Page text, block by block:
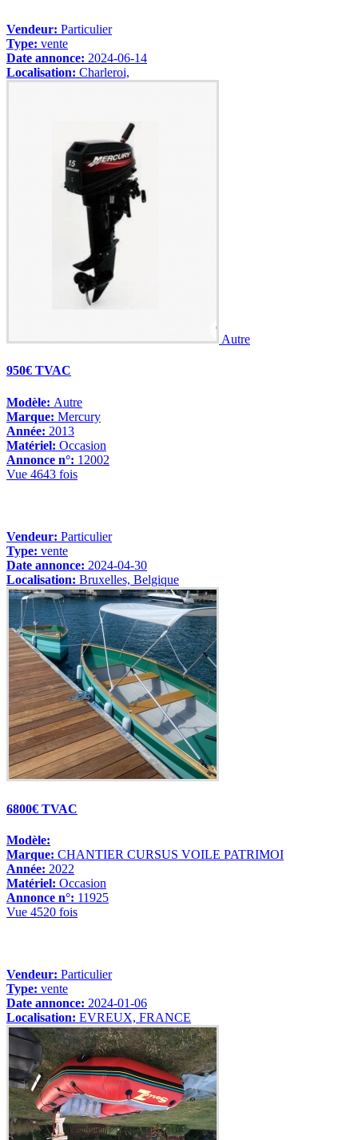
Vendeur: Particulier
Type: vente
Date annonce: 2024-06-14
Localisation: Charleroi,
Autre
950€ TVAC
Modèle: Autre
Marque: Mercury
Année: 2013
Matériel: Occasion
Annonce n°: 12002
Vue 4643 fois
Vendeur: Particulier
Type: vente
Date annonce: 2024-04-30
Localisation: Bruxelles, Belgique
6800€ TVAC
Modèle:
Marque: CHANTIER CURSUS VOILE PATRIMOI
Année: 2022
Matériel: Occasion
Annonce n°: 11925
Vue 4520 fois
Vendeur: Particulier
Type: vente
Date annonce: 2024-01-06
Localisation: EVREUX, FRANCE